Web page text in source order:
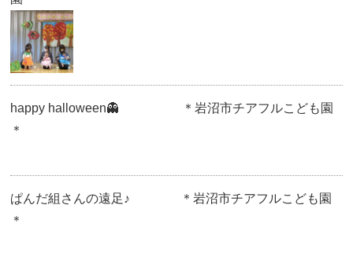
happy halloween👻 ＊岩沼市チアフルこども園
＊
ぱんだ組さんの遠足♪ ＊岩沼市チアフルこども園
＊